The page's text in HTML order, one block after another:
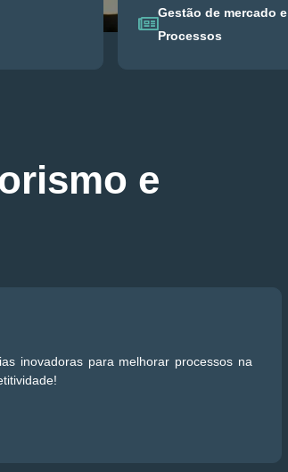
Gestão de mercado e
Processos
e
inovadoras para melhorar processos na